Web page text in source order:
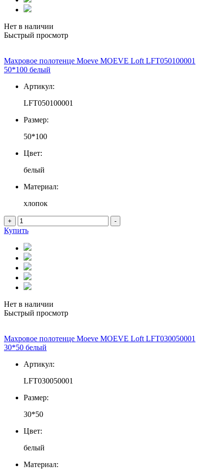
Нет в наличии
Быстрый просмотр
Махровое полотенце Moeve MOEVE Loft LFT050100001
50*100 белый
Артикул:
LFT050100001
Размер:
50*100
Цвет:
белый
Материал:
хлопок
+ -
Купить
Нет в наличии
Быстрый просмотр
Махровое полотенце Moeve MOEVE Loft LFT030050001
30*50 белый
Артикул:
LFT030050001
Размер:
30*50
Цвет:
белый
Материал: